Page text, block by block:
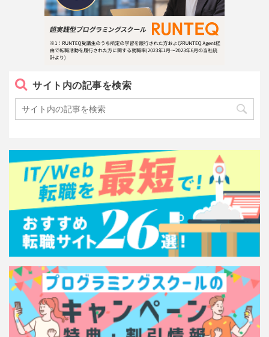
サイト内の記事を検索